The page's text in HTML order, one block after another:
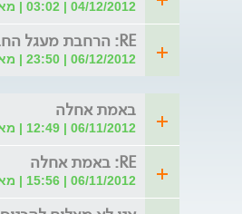
04/12/2012 | 03:02 | מאת: משה
RE: הרחבת מעגל החברים לבילויים
06/12/2012 | 23:50 | מאת: שמחוש....
באמת אחלה
06/11/2012 | 12:49 | מאת: אחלה פ
RE: באמת אחלה
06/11/2012 | 15:56 | מאת: שוקי